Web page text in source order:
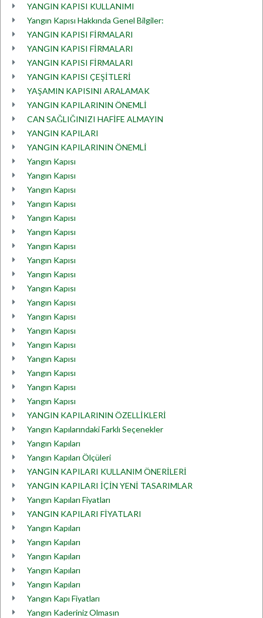
YANGIN KAPISI KULLANIMI
Yangın Kapısı Hakkında Genel Bilgiler:
YANGIN KAPISI FİRMALARI
YANGIN KAPISI FİRMALARI
YANGIN KAPISI FİRMALARI
YANGIN KAPISI ÇEŞİTLERİ
YAŞAMIN KAPISINI ARALAMAK
YANGIN KAPILARININ ÖNEMLİ
CAN SAĞLIĞINIZI HAFİFE ALMAYIN
YANGIN KAPILARI
YANGIN KAPILARININ ÖNEMLİ
Yangın Kapısı
Yangın Kapısı
Yangın Kapısı
Yangın Kapısı
Yangın Kapısı
Yangın Kapısı
Yangın Kapısı
Yangın Kapısı
Yangın Kapısı
Yangın Kapısı
Yangın Kapısı
Yangın Kapısı
Yangın Kapısı
Yangın Kapısı
Yangın Kapısı
Yangın Kapısı
Yangın Kapısı
Yangın Kapısı
YANGIN KAPILARININ ÖZELLİKLERİ
Yangın Kapılarındaki Farklı Seçenekler
Yangın Kapıları
Yangın Kapıları Ölçüleri
YANGIN KAPILARI KULLANIM ÖNERİLERİ
YANGIN KAPILARI İÇİN YENİ TASARIMLAR
Yangın Kapıları Fiyatları
YANGIN KAPILARI FİYATLARI
Yangın Kapıları
Yangın Kapıları
Yangın Kapıları
Yangın Kapıları
Yangın Kapıları
Yangın Kapı Fiyatları
Yangın Kaderiniz Olmasın